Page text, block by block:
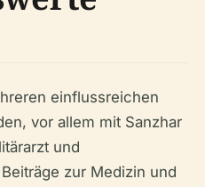
einflussreichen
vor allem mit Sanzhar
und
zur Medizin und